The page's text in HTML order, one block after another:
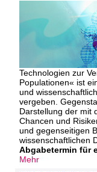
Technologien zur
Populationen« ist
und
vergeben.
Darstellung der mit
Chancen und
und gegenseitigen
wissenschaftlichen
Abgabetermin für
Mehr